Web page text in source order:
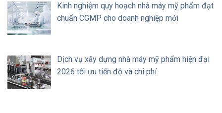
Kinh nghiệm quy hoạch nhà máy mỹ phẩm đạt
chuẩn CGMP cho doanh nghiệp mới
Dịch vụ xây dựng nhà máy mỹ phẩm hiện đại
2026 tối ưu tiến độ và chi phí